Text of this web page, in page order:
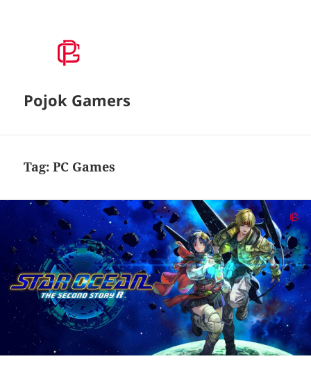
Pojok Gamers
Tag:PC Games